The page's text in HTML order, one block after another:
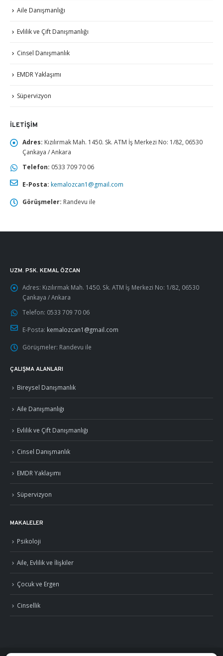
Aile Danışmanlığı
Evlilik ve Çift Danışmanlığı
Cinsel Danışmanlık
EMDR Yaklaşımı
Süpervizyon
İLETIŞIM
Adres: Kızılırmak Mah. 1450. Sk. ATM İş Merkezi No: 1/82, 06530
Çankaya / Ankara
Telefon: 0533 709 70 06
E-Posta: kemalozcan1@gmail.com
Görüşmeler: Randevu ile
UZM. PSK. KEMAL ÖZCAN
Adres: Kızılırmak Mah. 1450. Sk. ATM İş Merkezi No: 1/82, 06530
Çankaya / Ankara
Telefon: 0533 709 70 06
E-Posta: kemalozcan1@gmail.com
Görüşmeler: Randevu ile
ÇALIŞMA ALANLARI
Bireysel Danışmanlık
Aile Danışmanlığı
Evlilik ve Çift Danışmanlığı
Cinsel Danışmanlık
EMDR Yaklaşımı
Süpervizyon
MAKALELER
Psikoloji
Aile, Evlilik ve İlişkiler
Çocuk ve Ergen
Cinsellik